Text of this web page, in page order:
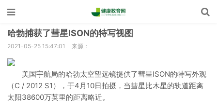
哈勃捕获了彗星ISON的特写视图
2021-05-25 15:47:01 来源：
美国宇航局的哈勃太空望远镜提供了彗星ISON的特写外观
（C / 2012 S1），于4月10日拍摄，当彗星比木星的轨道距离
太阳38600万英里的距离略近。